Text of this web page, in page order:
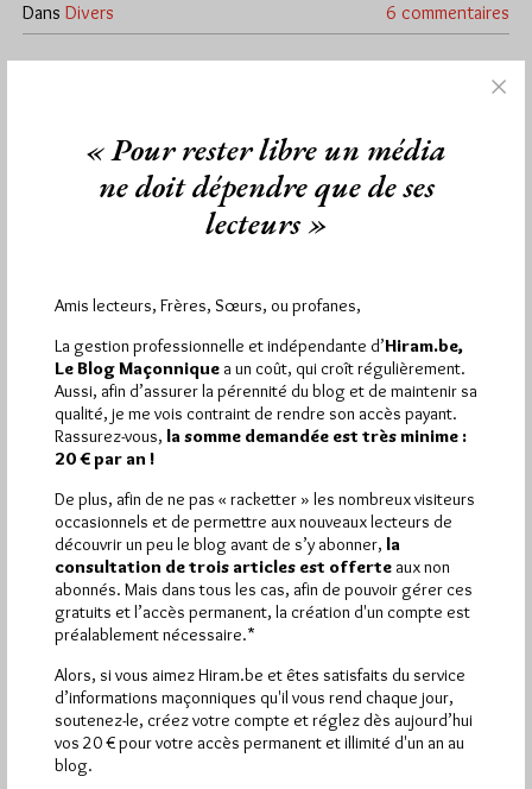
Dans Divers 6 commentaires
Hier vendredi 7 août 2026, Hiram.be a reçu
1 864
visites et 3 133 pages ont été lues (Source :
Pirsch.io)
Abonnement aux Newsletters - RSS
« Pour rester libre un média
ne doit dépendre que de ses
lecteurs »
Amis lecteurs, Frères, Sœurs, ou profanes,
La gestion professionnelle et indépendante d’Hiram.be,
Le Blog Maçonnique a un coût, qui croît régulièrement.
Aussi, afin d’assurer la pérennité du blog et de maintenir sa
qualité, je me vois contraint de rendre son accès payant.
Rassurez-vous, la somme demandée est très minime :
20 € par an !
De plus, afin de ne pas « racketter » les nombreux visiteurs
occasionnels et de permettre aux nouveaux lecteurs de
découvrir un peu le blog avant de s’y abonner, la
consultation de trois articles est offerte aux non
abonnés. Mais dans tous les cas, afin de pouvoir gérer ces
gratuits et l’accès permanent, la création d'un compte est
préalablement nécessaire.*
Alors, si vous aimez Hiram.be et êtes satisfaits du service
d’informations maçonniques qu'il vous rend chaque jour,
soutenez-le, créez votre compte et réglez dès aujourd’hui
vos 20 € pour votre accès permanent et illimité d'un an au
blog.